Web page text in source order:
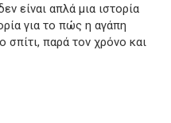
είναι απλά μια ιστορία
για το πώς η αγάπη
σπίτι, παρά τον χρόνο και